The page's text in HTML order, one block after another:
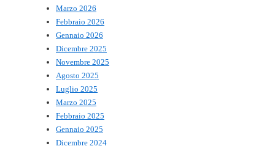
Marzo 2026
Febbraio 2026
Gennaio 2026
Dicembre 2025
Novembre 2025
Agosto 2025
Luglio 2025
Marzo 2025
Febbraio 2025
Gennaio 2025
Dicembre 2024